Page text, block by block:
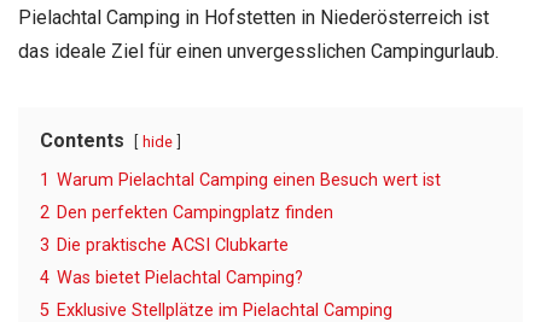
Pielachtal Camping in Hofstetten in Niederösterreich ist
das ideale Ziel für einen unvergesslichen Campingurlaub.
Contents hide
1 Warum Pielachtal Camping einen Besuch wert ist
2 Den perfekten Campingplatz finden
3 Die praktische ACSI Clubkarte
4 Was bietet Pielachtal Camping?
5 Exklusive Stellplätze im Pielachtal Camping